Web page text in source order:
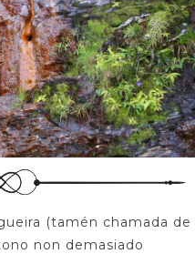
(tamén chamada de
non demasiado